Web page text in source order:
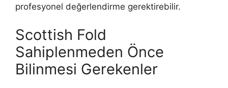
profesyonel değerlendirme gerektirebilir.
Scottish Fold
Sahiplenmeden Önce
Bilinmesi Gerekenler